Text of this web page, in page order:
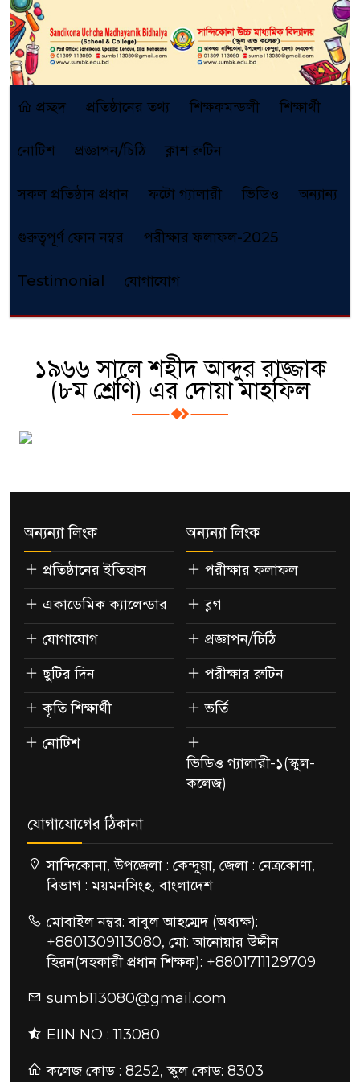
প্রচ্ছদ প্রতিষ্ঠানের তথ্য শিক্ষকমন্ডলী শিক্ষার্থী
নোটিশ প্রজ্ঞাপন/চিঠি ক্লাশ রুটিন
সকল প্রতিষ্ঠান প্রধান ফটো গ্যালারী ভিডিও অন্যান্য
গুরুত্বপূর্ণ ফোন নম্বর পরীক্ষার ফলাফল-2025
Testimonial যোগাযোগ
১৯৬৬ সালে শহীদ আব্দুর রাজ্জাক
(৮ম শ্রেণি) এর দোয়া মাহফিল
অন্যন্যা লিংক
প্রতিষ্ঠানের ইতিহাস
একাডেমিক ক্যালেন্ডার
যোগাযোগ
ছুটির দিন
কৃতি শিক্ষার্থী
নোটিশ
অন্যন্যা লিংক
পরীক্ষার ফলাফল
ব্লগ
প্রজ্ঞাপন/চিঠি
পরীক্ষার রুটিন
ভর্তি
ভিডিও গ্যালারী-১(স্কুল-
কলেজ)
যোগাযোগের ঠিকানা
সান্দিকোনা, উপজেলা : কেন্দুয়া, জেলা : নেত্রকোণা,
বিভাগ : ময়মনসিংহ, বাংলাদেশ
মোবাইল নম্বর: বাবুল আহম্মেদ (অধ্যক্ষ):
+8801309113080, মো: আনোয়ার উদ্দীন
হিরন(সহকারী প্রধান শিক্ষক): +8801711129709
sumb113080@gmail.com
EIIN NO : 113080
কলেজ কোড : 8252, স্কুল কোড: 8303